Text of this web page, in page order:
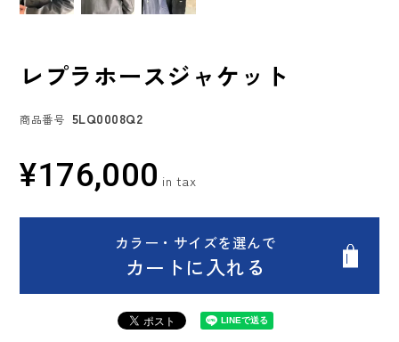
レプラホースジャケット
商品番号 5LQ0008Q2
¥176,000
カラー・サイズを選んで
カートに入れる